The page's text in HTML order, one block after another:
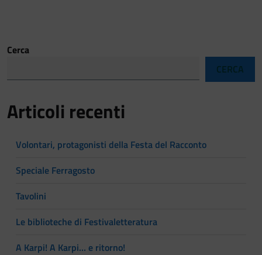
Cerca
CERCA
Articoli recenti
Volontari, protagonisti della Festa del Racconto
Speciale Ferragosto
Tavolini
Le biblioteche di Festivaletteratura
A Karpi! A Karpi… e ritorno!